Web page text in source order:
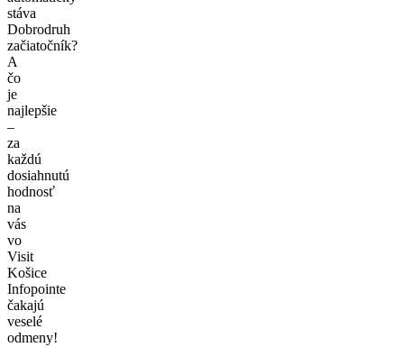
stáva
Dobrodruh
začiatočník?
A
čo
je
najlepšie
–
za
každú
dosiahnutú
hodnosť
na
vás
vo
Visit
Košice
Infopointe
čakajú
veselé
odmeny!